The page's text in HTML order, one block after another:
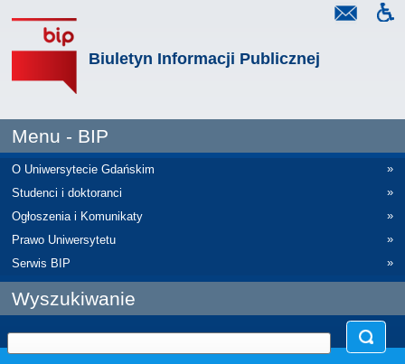
Biuletyn Informacji Publicznej
Menu - BIP
O Uniwersytecie Gdańskim
»
Studenci i doktoranci
»
Ogłoszenia i Komunikaty
»
Prawo Uniwersytetu
»
Serwis BIP
»
Wyszukiwanie